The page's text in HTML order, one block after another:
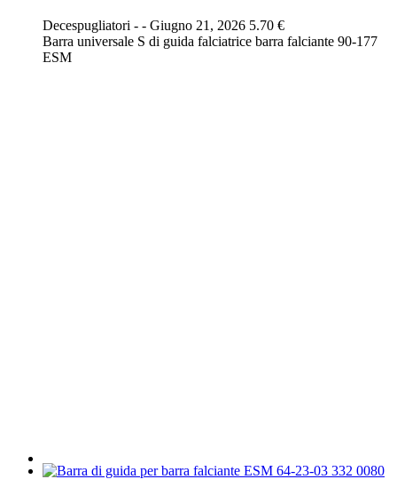
Decespugliatori - - Giugno 21, 2026 5.70 €
Barra universale S di guida falciatrice barra falciante 90-177
ESM